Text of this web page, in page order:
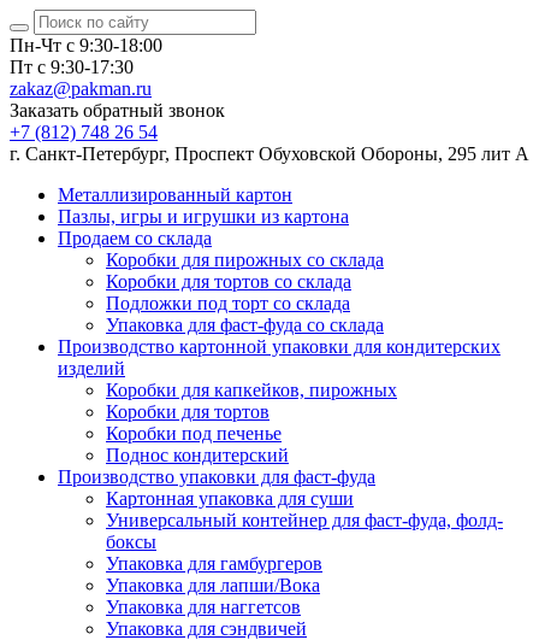
Пн-Чт с 9:30-18:00
Пт с 9:30-17:30
zakaz@pakman.ru
Заказать обратный звонок
+7 (812) 748 26 54
г. Санкт-Петербург, Проспект Обуховской Обороны, 295 лит А
Металлизированный картон
Пазлы, игры и игрушки из картона
Продаем со склада
Коробки для пирожных со склада
Коробки для тортов со склада
Подложки под торт со склада
Упаковка для фаст-фуда со склада
Производство картонной упаковки для кондитерских
изделий
Коробки для капкейков, пирожных
Коробки для тортов
Коробки под печенье
Поднос кондитерский
Производство упаковки для фаст-фуда
Картонная упаковка для суши
Универсальный контейнер для фаст-фуда, фолд-
боксы
Упаковка для гамбургеров
Упаковка для лапши/Вока
Упаковка для наггетсов
Упаковка для сэндвичей